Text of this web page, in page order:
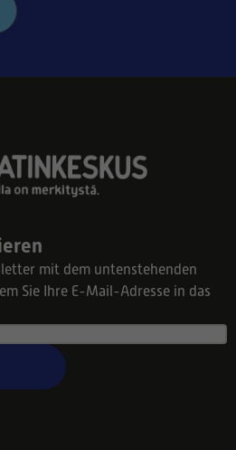
mit dem untenstehenden
Sie Ihre E-Mail-Adresse in das